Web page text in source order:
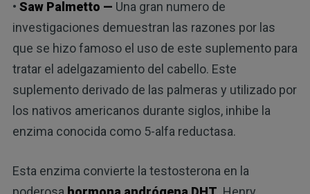
• Saw Palmetto — Una gran numero de
investigaciones demuestran las razones por las
que se hizo famoso el uso de este suplemento para
tratar el adelgazamiento del cabello. Este
suplemento derivado de las palmeras y utilizado por
los nativos americanos durante siglos, inhibe la
enzima conocida como 5-alfa reductasa.
Esta enzima convierte la testosterona en la